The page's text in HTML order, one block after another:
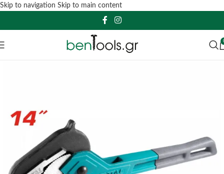
Skip to navigation Skip to main content